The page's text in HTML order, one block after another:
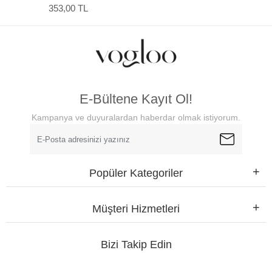
353,00 TL
E-Bültene Kayıt Ol!
Kampanya ve duyuralardan haberdar olmak istiyorum.
Popüler Kategoriler
Müşteri Hizmetleri
Bizi Takip Edin